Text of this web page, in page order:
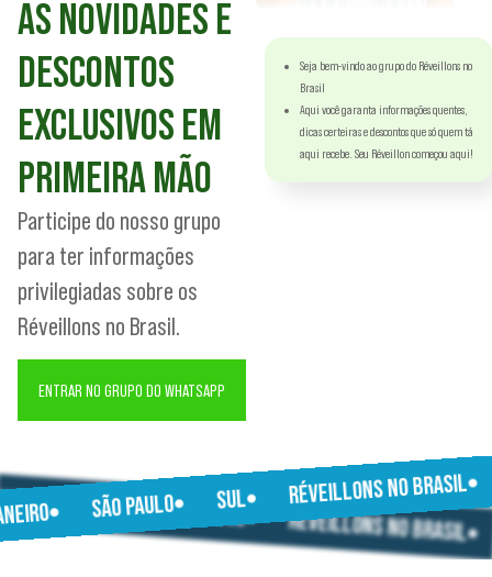
AS NOVIDADES E
DESCONTOS
EXCLUSIVOS EM
PRIMEIRA MÃO
Participe do nosso grupo
para ter informações
privilegiadas sobre os
Réveillons no Brasil.
ENTRAR NO GRUPO DO WHATSAPP
Seja bem-vindo ao grupo do Réveillons no
Brasil
Aqui você garanta informações quentes,
dicas certeiras e descontos que só quem tá
aqui recebe. Seu Réveillon começou aqui!
SÃO PAULO SUL RÉVEILLONS NO BRASIL
SÃO PAULO SUL RÉVEILLONS NO BRASIL